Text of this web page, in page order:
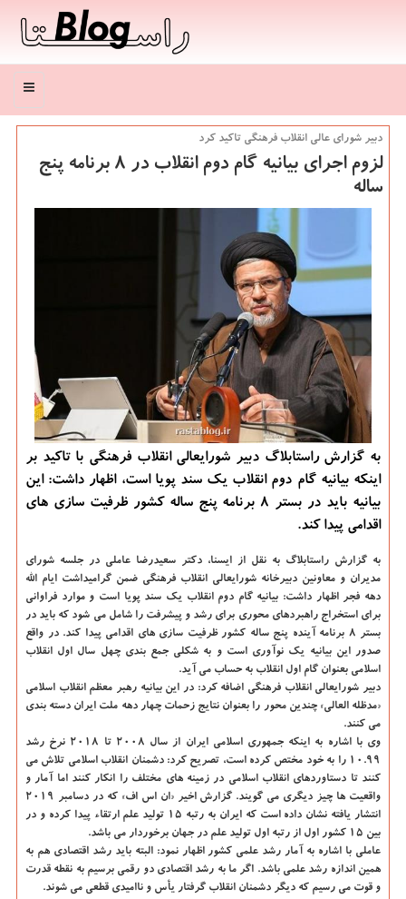
منو
دبیر شورای عالی انقلاب فرهنگی تاكید كرد
لزوم اجرای بیانیه گام دوم انقلاب در ۸ برنامه پنج
ساله
به گزارش راستابلاگ دبیر شورایعالی انقلاب فرهنگی با تاكید بر
اینكه بیانیه گام دوم انقلاب یك سند پویا است، اظهار داشت: این
بیانیه باید در بستر ۸ برنامه پنج ساله كشور ظرفیت سازی های
اقدامی پیدا كند.
به گزارش راستابلاگ به نقل از ایسنا، دكتر سعیدرضا عاملی در جلسه شورای
مدیران و معاونین دبیرخانه شورایعالی انقلاب فرهنگی ضمن گرامیداشت ایام الله
دهه فجر اظهار داشت: بیانیه گام دوم انقلاب یك سند پویا است و موارد فراوانی
برای استخراج راهبردهای محوری برای رشد و پیشرفت را شامل می شود كه باید در
بستر ۸ برنامه آینده پنج ساله كشور ظرفیت سازی های اقدامی پیدا كند. در واقع
صدور این بیانیه یك نوآوری است و به شكلی جمع بندی چهل سال اول انقلاب
اسلامی بعنوان گام اول انقلاب به حساب می آید.
دبیر شورایعالی انقلاب فرهنگی اضافه كرد: در این بیانیه رهبر معظم انقلاب اسلامی
«مدظله العالی» چندین محور را بعنوان نتایج زحمات چهار دهه ملت ایران دسته بندی
می كنند.
وی با اشاره به اینكه جمهوری اسلامی ایران از سال ۲۰۰۸ تا ۲۰۱۸ نرخ رشد
۱۰.۹۹ را به خود مختص كرده است، تصریح كرد: دشمنان انقلاب اسلامی تلاش می
كنند تا دستاوردهای انقلاب اسلامی در زمینه های مختلف را انكار كنند اما آمار و
واقعیت ها چیز دیگری می گویند. گزارش اخیر «ان اس اف» كه در دسامبر ۲۰۱۹
انتشار یافته نشان داده است كه ایران به رتبه ۱۵ تولید علم ارتقاء پیدا كرده و در
بین ۱۵ كشور اول از رتبه اول تولید علم در جهان برخوردار می باشد.
عاملی با اشاره به آمار رشد علمی كشور اظهار نمود: البته باید رشد اقتصادی هم به
همین اندازه رشد علمی باشد. اگر ما به رشد اقتصادی دو رقمی برسیم به نقطه قدرت
و قوت می رسیم كه دیگر دشمنان انقلاب گرفتار یأس و ناامیدی قطعی می شوند.